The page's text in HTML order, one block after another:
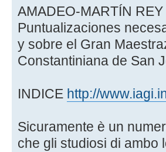
AMADEO-MARTÍN
Puntualizaciones
y sobre el Gran
Constantiniana de San
INDICE http://
Sicuramente è un
che gli studiosi di ambo